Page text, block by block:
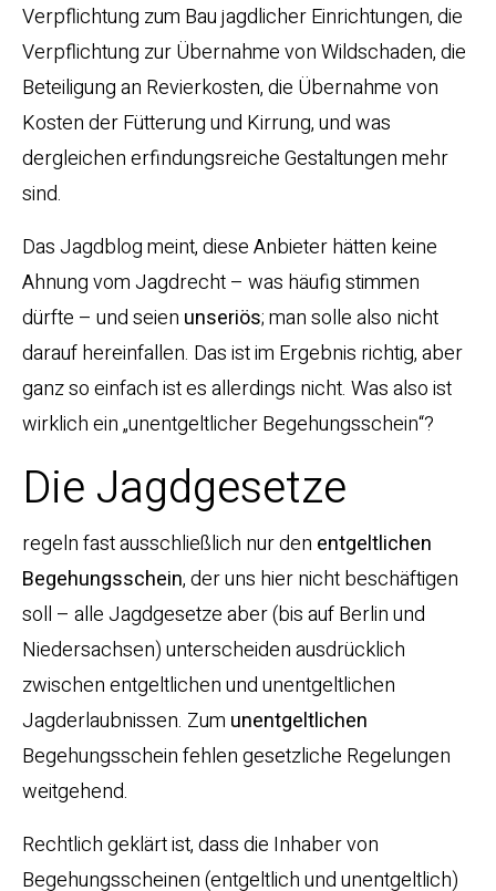
Verpflichtung zum Bau jagdlicher Einrichtungen, die
Verpflichtung zur Übernahme von Wildschaden, die
Beteiligung an Revierkosten, die Übernahme von
Kosten der Fütterung und Kirrung, und was
dergleichen erfindungsreiche Gestaltungen mehr
sind.
Das Jagdblog meint, diese Anbieter hätten keine
Ahnung vom Jagdrecht – was häufig stimmen
dürfte – und seien unseriös; man solle also nicht
darauf hereinfallen. Das ist im Ergebnis richtig, aber
ganz so einfach ist es allerdings nicht. Was also ist
wirklich ein „unentgeltlicher Begehungsschein“?
Die Jagdgesetze
regeln fast ausschließlich nur den entgeltlichen
Begehungsschein, der uns hier nicht beschäftigen
soll – alle Jagdgesetze aber (bis auf Berlin und
Niedersachsen) unterscheiden ausdrücklich
zwischen entgeltlichen und unentgeltlichen
Jagderlaubnissen. Zum unentgeltlichen
Begehungsschein fehlen gesetzliche Regelungen
weitgehend.
Rechtlich geklärt ist, dass die Inhaber von
Begehungsscheinen (entgeltlich und unentgeltlich)